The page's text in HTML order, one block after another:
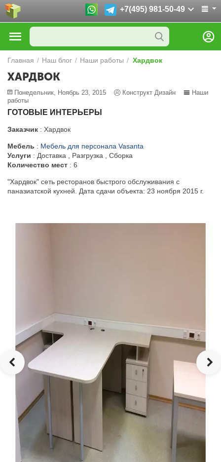
+7(495) 981-50-49
Главная / Наш блог / Наши работы / Хардвок
ХАРДВОК
Понедельник, Ноябрь 23, 2015 Конструкт Дизайн
Наши
работы
ГОТОВЫЕ ИНТЕРЬЕРЫ
Заказчик : Хардвок
Мебель : Мебель для персонала Vasanta
Услуги : Доставка , Разгрузка , Сборка
Количество мест : 6
"Хардвок" сеть ресторанов быстрого обслуживания с
паназиатской кухней. Дата сдачи объекта: 23 ноября 2015 г.